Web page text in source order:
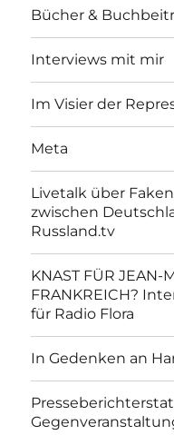
Bücher &
Interviews mit mir
Im Visier der
Meta
Livetalk über
zwischen
Russland.tv
KNAST FÜR JEAN-
FRANKREICH?
für Radio Flora
In Gedenken an